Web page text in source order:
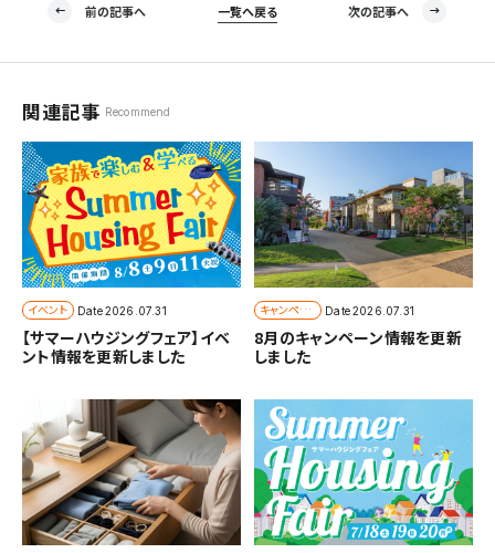
前の記事へ 一覧へ戻る 次の記事へ
関連記事 Recommend
イベント Date2026.07.31
【サマーハウジングフェア】イベ
ント情報を更新しました
キャンペー
ン
Date2026.07.31
8月のキャンペーン情報を更新
しました
31